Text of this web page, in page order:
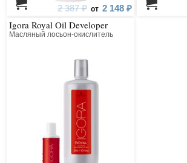
2 387 ₽ от 2 148 ₽
Igora Royal Oil Developer
Масляный лосьон-окислитель